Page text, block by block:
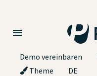
Demo vereinbaren
Theme
DE